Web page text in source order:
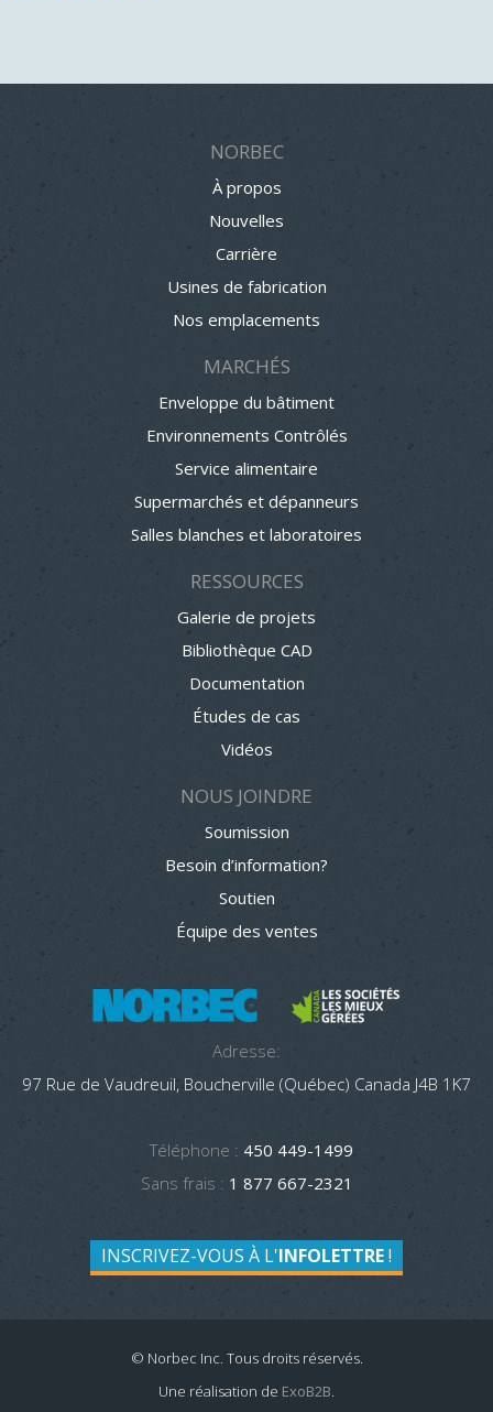
NORBEC
À propos
Nouvelles
Carrière
Usines de fabrication
Nos emplacements
MARCHÉS
Enveloppe du bâtiment
Environnements Contrôlés
Service alimentaire
Supermarchés et dépanneurs
Salles blanches et laboratoires
RESSOURCES
Galerie de projets
Bibliothèque CAD
Documentation
Études de cas
Vidéos
NOUS JOINDRE
Soumission
Besoin d’information?
Soutien
Équipe des ventes
Adresse:
97 Rue de Vaudreuil, Boucherville (Québec) Canada J4B 1K7
Téléphone : 450 449-1499
Sans frais : 1 877 667-2321
INSCRIVEZ-VOUS À L'INFOLETTRE!
© Norbec Inc. Tous droits réservés.
Une réalisation de ExoB2B.